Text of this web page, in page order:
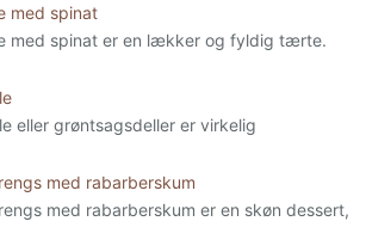
med spinat
med spinat er en lækker og fyldig tærte.
eller grøntsagsdeller er virkelig
med rabarberskum
med rabarberskum er en skøn dessert,